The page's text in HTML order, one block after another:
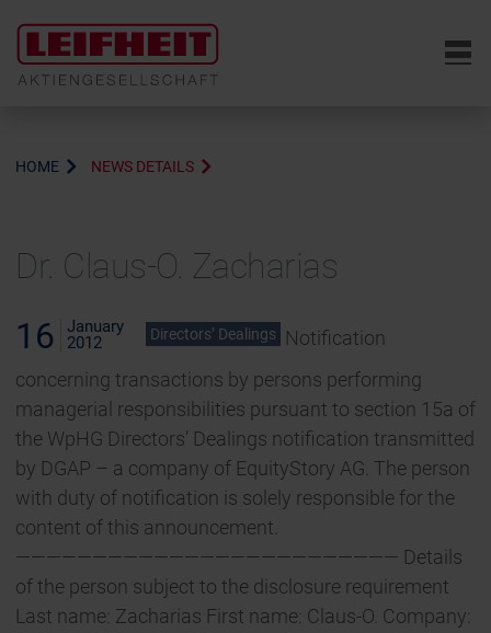
6
HOME NEWS DETAILS
Dr. Claus-O. Zacharias
16
January
2012
Directors’ Dealings
Notification
concerning transactions by persons performing
managerial responsibilities pursuant to section 15a of
the WpHG Directors’ Dealings notification transmitted
by DGAP – a company of EquityStory AG. The person
with duty of notification is solely responsible for the
content of this announcement.
————————————————————————— Details
of the person subject to the disclosure requirement
Last name: Zacharias First name: Claus-O. Company: